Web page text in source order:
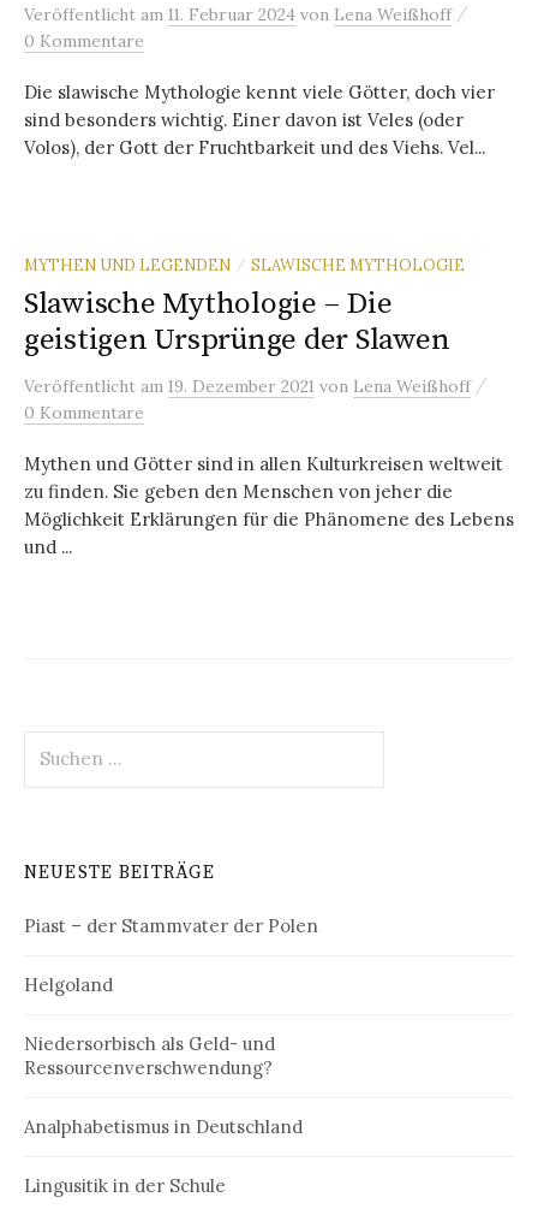
Veröffentlicht am 11. Februar 2024 von Lena Weißhoff /
0 Kommentare
Die slawische Mythologie kennt viele Götter, doch vier
sind besonders wichtig. Einer davon ist Veles (oder
Volos), der Gott der Fruchtbarkeit und des Viehs. Vel...
MYTHEN UND LEGENDEN / SLAWISCHE MYTHOLOGIE
Slawische Mythologie – Die
geistigen Ursprünge der Slawen
Veröffentlicht am 19. Dezember 2021 von Lena Weißhoff /
0 Kommentare
Mythen und Götter sind in allen Kulturkreisen weltweit
zu finden. Sie geben den Menschen von jeher die
Möglichkeit Erklärungen für die Phänomene des Lebens
und ...
nach:
NEUESTE BEITRÄGE
Piast – der Stammvater der Polen
Helgoland
Niedersorbisch als Geld- und
Ressourcenverschwendung?
Analphabetismus in Deutschland
Lingusitik in der Schule